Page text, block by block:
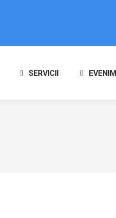
SERVICII